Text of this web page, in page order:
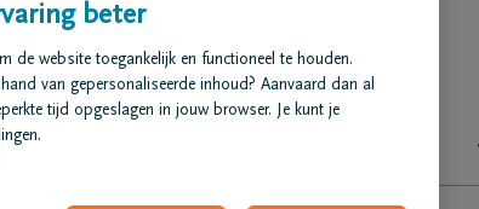
beter
de website toegankelijk en functioneel te houden.
van gepersonaliseerde inhoud? Aanvaard dan al
tijd opgeslagen in jouw browser. Je kunt je